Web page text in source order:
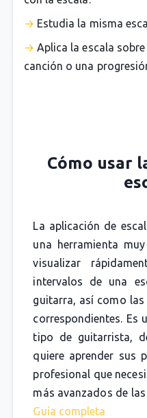
Estudia la misma
Aplica la escala
canción o una
Cómo usar
La aplicación de
una herramienta
visualizar
intervalos de una
guitarra, así como
correspondientes. Es
tipo de guitarrista,
quiere aprender sus
profesional que
más avanzados de
Guía completa